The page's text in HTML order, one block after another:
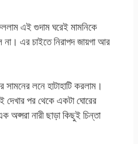
এই গুদাম ঘরেই মামনিকে
এর চাইতে নিরাপদ জায়গা আর
লনে হাটাহাটি করলাম।
দেখার পর থেকে একটা ঘোরের
অপ্সরা নারী ছাড়া কিছুই চিন্তা